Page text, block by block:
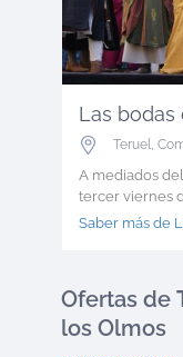
Las bodas
Teruel,
A mediados
tercer viernes
Saber más de
Ofertas de
los Olmos